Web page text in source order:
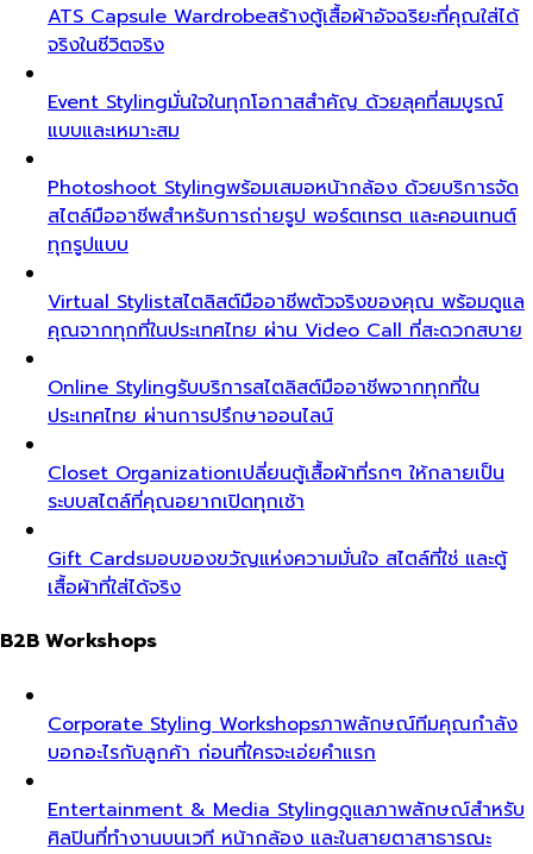
ATS Capsule Wardrobeสร้างตู้เสื้อผ้าอัจฉริยะที่คุณใส่ได้
จริงในชีวิตจริง
Event Stylingมั่นใจในทุกโอกาสสำคัญ ด้วยลุคที่สมบูรณ์
แบบและเหมาะสม
Photoshoot Stylingพร้อมเสมอหน้ากล้อง ด้วยบริการจัด
สไตล์มืออาชีพสำหรับการถ่ายรูป พอร์ตเทรต และคอนเทนต์
ทุกรูปแบบ
Virtual Stylistสไตลิสต์มืออาชีพตัวจริงของคุณ พร้อมดูแล
คุณจากทุกที่ในประเทศไทย ผ่าน Video Call ที่สะดวกสบาย
Online Stylingรับบริการสไตลิสต์มืออาชีพจากทุกที่ใน
ประเทศไทย ผ่านการปรึกษาออนไลน์
Closet Organizationเปลี่ยนตู้เสื้อผ้าที่รกๆ ให้กลายเป็น
ระบบสไตล์ที่คุณอยากเปิดทุกเช้า
Gift Cardsมอบของขวัญแห่งความมั่นใจ สไตล์ที่ใช่ และตู้
เสื้อผ้าที่ใส่ได้จริง
B2B Workshops
Corporate Styling Workshopsภาพลักษณ์ทีมคุณกำลัง
บอกอะไรกับลูกค้า ก่อนที่ใครจะเอ่ยคำแรก
Entertainment & Media Stylingดูแลภาพลักษณ์สำหรับ
ศิลปินที่ทำงานบนเวที หน้ากล้อง และในสายตาสาธารณะ